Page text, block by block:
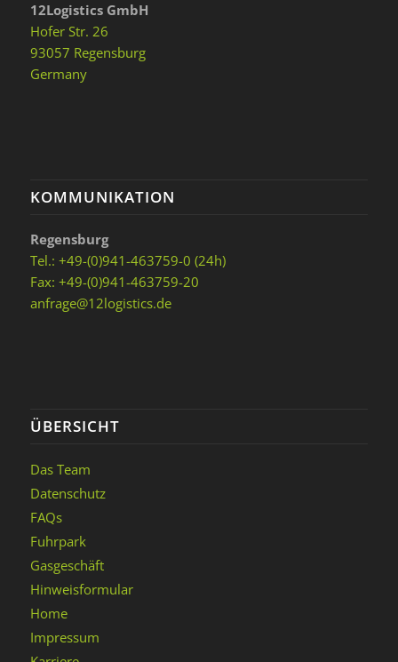
12Logistics GmbH
Hofer Str. 26
93057 Regensburg
Germany
KOMMUNIKATION
Regensburg
Tel.: +49-(0)941-463759-0 (24h)
Fax: +49-(0)941-463759-20
anfrage@12logistics.de
ÜBERSICHT
Das Team
Datenschutz
FAQs
Fuhrpark
Gasgeschäft
Hinweisformular
Home
Impressum